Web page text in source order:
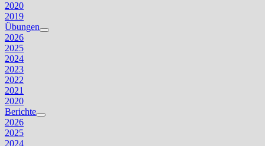
2020
2019
Übungen
Untermenü
2026
2025
2024
2023
2022
2021
2020
Berichte
Untermenü
2026
2025
2024